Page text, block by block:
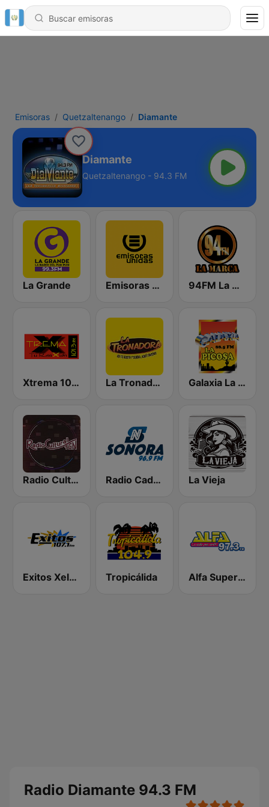
Emisoras Quetzaltenango Diamante
Diamante
Quetzaltenango - 94.3 FM
La Grande Emisoras Unidas 94FM La Marca
Xtrema 101.3 FM La Tronadora Galaxia La Picosa
Radio Cultural TGN Radio Cadena Sonora La Vieja
Exitos Xela 107.1 FM Tropicálida Alfa Super Stereo
Radio Diamante 94.3 FM